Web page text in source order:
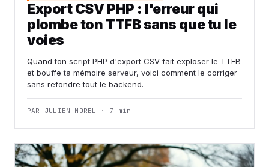
Export CSV PHP : l'erreur qui
plombe ton TTFB sans que tu le
voies
Quand ton script PHP d'export CSV fait exploser le TTFB
et bouffe ta mémoire serveur, voici comment le corriger
sans refondre tout le backend.
PAR JULIEN MOREL · 7 min